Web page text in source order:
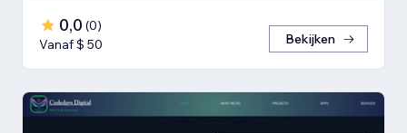
0,0 (0)
Vanaf $ 50
Bekijken